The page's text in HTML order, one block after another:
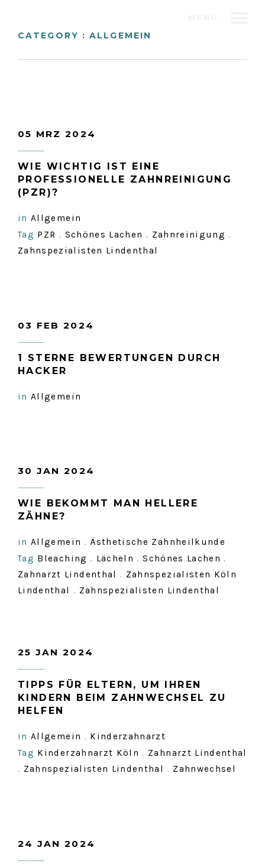
CATEGORY : ALLGEMEIN
05 MRZ 2024
WIE WICHTIG IST EINE
PROFESSIONELLE ZAHNREINIGUNG
(PZR)?
in Allgemein
Tag PZR . Schönes Lachen . Zahnreinigung .
Zahnspezialisten Lindenthal
03 FEB 2024
1 STERNE BEWERTUNGEN DURCH
HACKER
in Allgemein
30 JAN 2024
WIE BEKOMMT MAN HELLERE
ZÄHNE?
in Allgemein . Ästhetische Zahnheilkunde
Tag Bleaching . Lächeln .Schönes Lachen .
Zahnarzt Lindenthal . Zahnspezialisten Köln
Lindenthal . Zahnspezialisten Lindenthal
25 JAN 2024
TIPPS FÜR ELTERN, UM IHREN
KINDERN BEIM ZAHNWECHSEL ZU
HELFEN
in Allgemein . Kinderzahnarzt
Tag Kinderzahnarzt Köln . Zahnarzt Lindenthal
. Zahnspezialisten Lindenthal . Zahnwechsel
24 JAN 2024